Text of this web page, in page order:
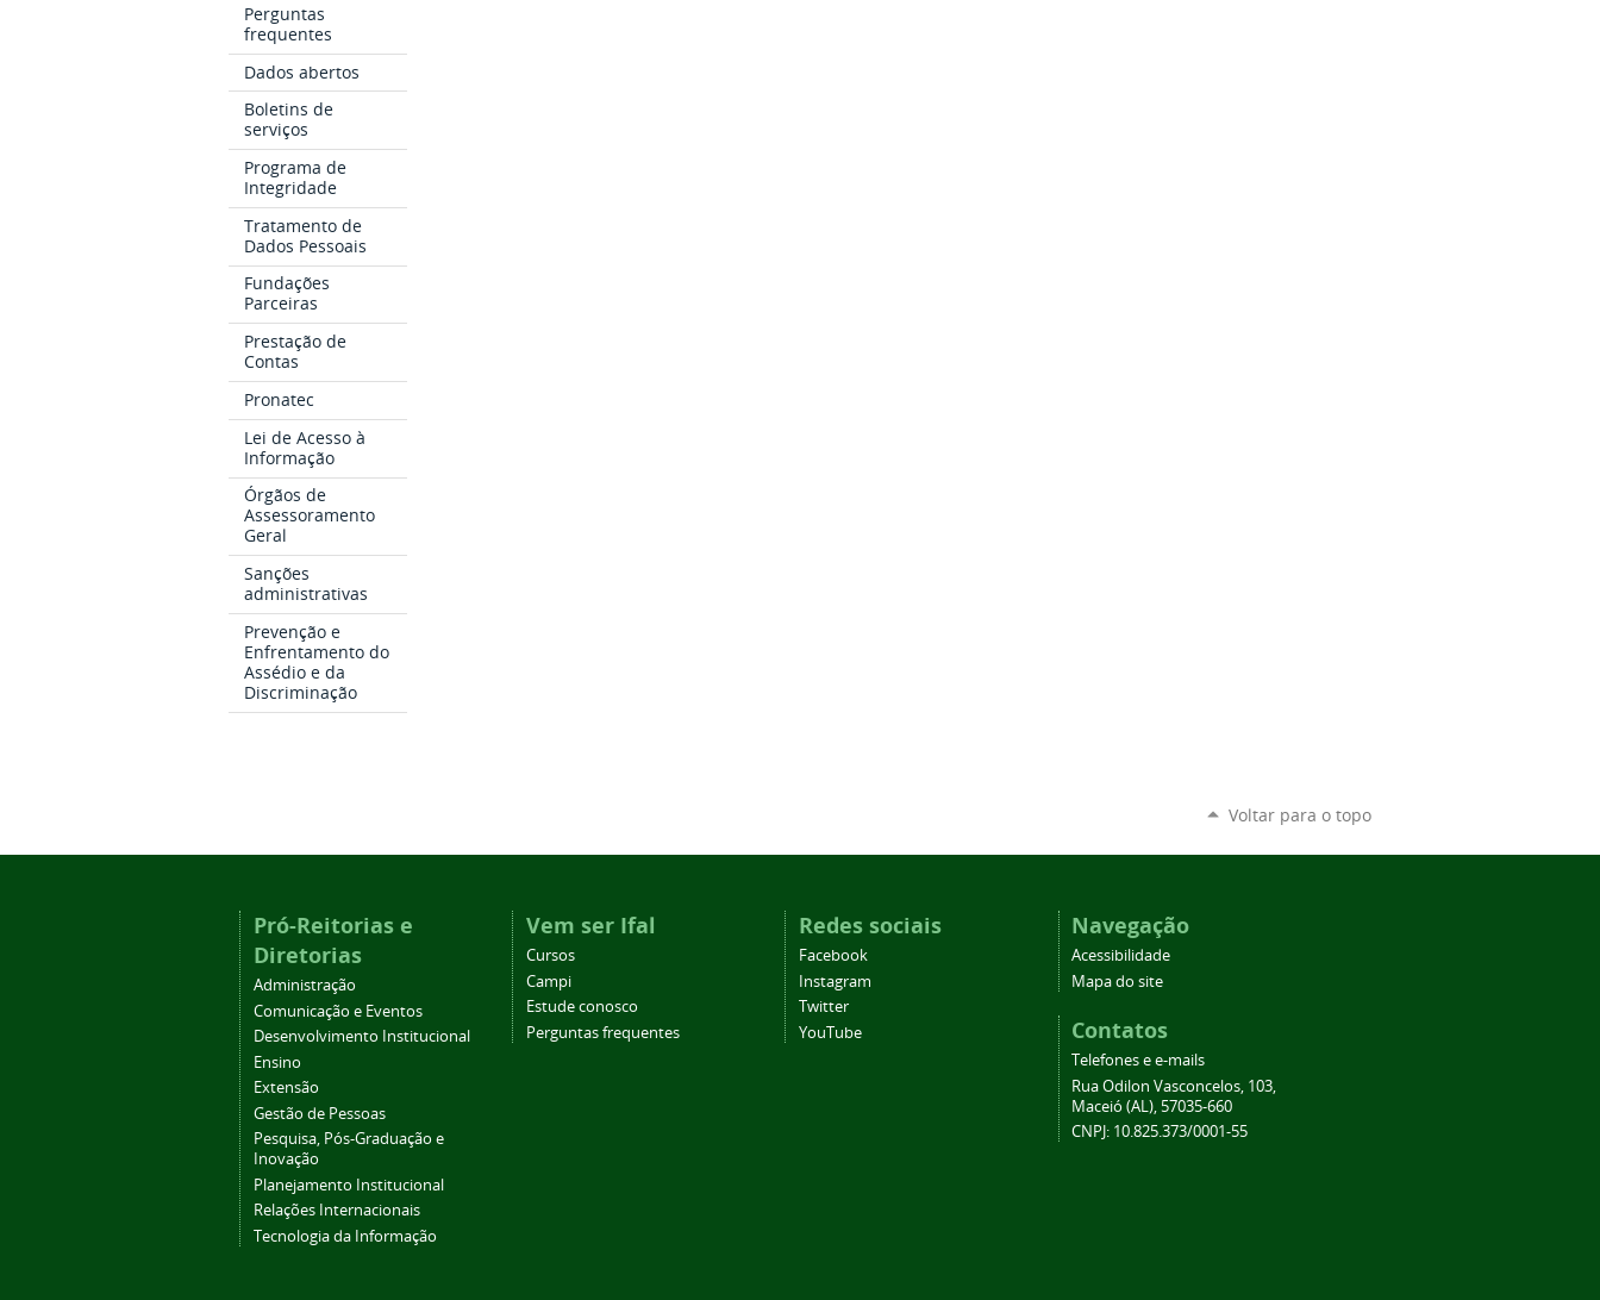
Perguntas
frequentes
Dados abertos
Boletins de
serviços
Programa de
Integridade
Tratamento de
Dados Pessoais
Fundações
Parceiras
Prestação de
Contas
Pronatec
Lei de Acesso à
Informação
Órgãos de
Assessoramento
Geral
Sanções
administrativas
Prevenção e
Enfrentamento do
Assédio e da
Discriminação
Voltar para o topo
Pró-Reitorias e
Diretorias
Administração
Comunicação e Eventos
Desenvolvimento Institucional
Ensino
Extensão
Gestão de Pessoas
Pesquisa, Pós-Graduação e
Inovação
Planejamento Institucional
Relações Internacionais
Tecnologia da Informação
Vem ser Ifal
Cursos
Campi
Estude conosco
Perguntas frequentes
Redes sociais
Facebook
Instagram
Twitter
YouTube
Navegação
Acessibilidade
Mapa do site
Contatos
Telefones e e-mails
Rua Odilon Vasconcelos, 103,
Maceió (AL), 57035-660
CNPJ: 10.825.373/0001-55